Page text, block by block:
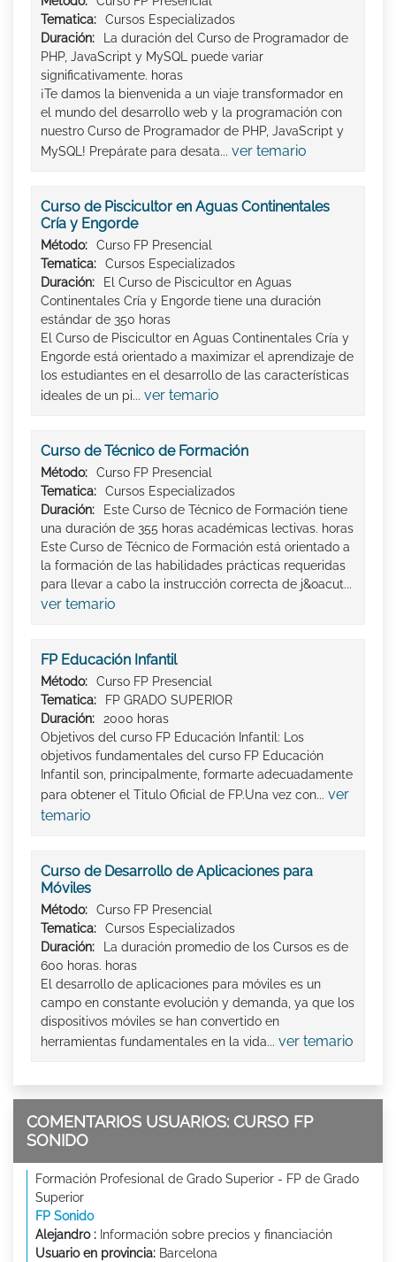
Tematica:
Cursos Especializados
Duración:
La duración del Curso de Programador de
PHP, JavaScript y MySQL puede variar
significativamente. horas
¡Te damos la bienvenida a un viaje transformador en
el mundo del desarrollo web y la programación con
nuestro Curso de Programador de PHP, JavaScript y
MySQL! Prepárate para desata... ver temario
Curso de Piscicultor en Aguas Continentales
Cría y Engorde
Método:
Curso FP Presencial
Tematica:
Cursos Especializados
Duración:
El Curso de Piscicultor en Aguas
Continentales Cría y Engorde tiene una duración
estándar de 350 horas
El Curso de Piscicultor en Aguas Continentales Cría y
Engorde está orientado a maximizar el aprendizaje de
los estudiantes en el desarrollo de las características
ideales de un pi... ver temario
Curso de Técnico de Formación
Método:
Curso FP Presencial
Tematica:
Cursos Especializados
Duración:
Este Curso de Técnico de Formación tiene
una duración de 355 horas académicas lectivas. horas
Este Curso de Técnico de Formación está orientado a
la formación de las habilidades prácticas requeridas
para llevar a cabo la instrucción correcta de j&oacut...
ver temario
FP Educación Infantil
Método:
Curso FP Presencial
Tematica:
FP GRADO SUPERIOR
Duración:
2000 horas
Objetivos del curso FP Educación Infantil: Los
objetivos fundamentales del curso FP Educación
Infantil son, principalmente, formarte adecuadamente
para obtener el Titulo Oficial de FP.Una vez con... ver
temario
Curso de Desarrollo de Aplicaciones para
Móviles
Método:
Curso FP Presencial
Tematica:
Cursos Especializados
Duración:
La duración promedio de los Cursos es de
600 horas. horas
El desarrollo de aplicaciones para móviles es un
campo en constante evolución y demanda, ya que los
dispositivos móviles se han convertido en
herramientas fundamentales en la vida... ver temario
COMENTARIOS USUARIOS: CURSO FP
SONIDO
Formación Profesional de Grado Superior - FP de Grado
Superior
FP Sonido
Alejandro : Información sobre precios y financiación
Usuario en provincia: Barcelona